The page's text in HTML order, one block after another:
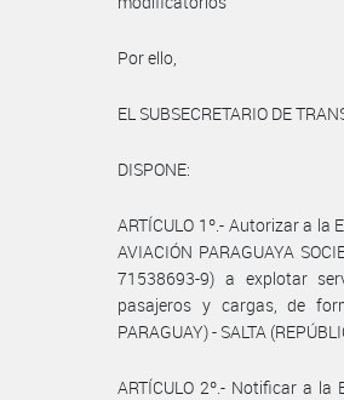
Por ello,
EL SUBSECRETARIO DE
DISPONE:
ARTÍCULO 1º.- Autorizar a
AVIACIÓN PARAGUAYA
71538693-9) a explotar
pasajeros y cargas, de
PARAGUAY) - SALTA
ARTÍCULO 2º.- Notificar a la